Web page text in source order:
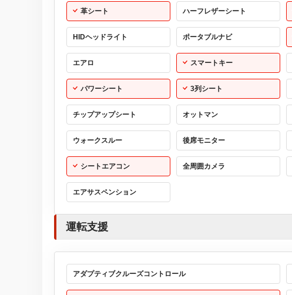
革シート ハーフレザーシート
HIDヘッドライト ポータブルナビ
エアロ スマートキー
パワーシート 3列シート
チップアップシート オットマン
ウォークスルー 後席モニター
シートエアコン 全周囲カメラ
エアサスペンション
運転支援
アダプティブクルーズコントロール